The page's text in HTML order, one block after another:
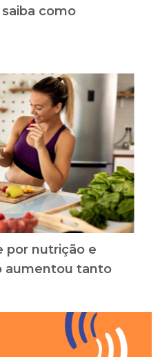
como
por nutrição e
aumentou tanto